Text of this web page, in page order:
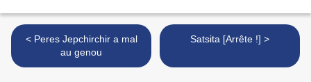
< Peres Jepchirchir a mal
au genou
Satsita [Arrête !] >